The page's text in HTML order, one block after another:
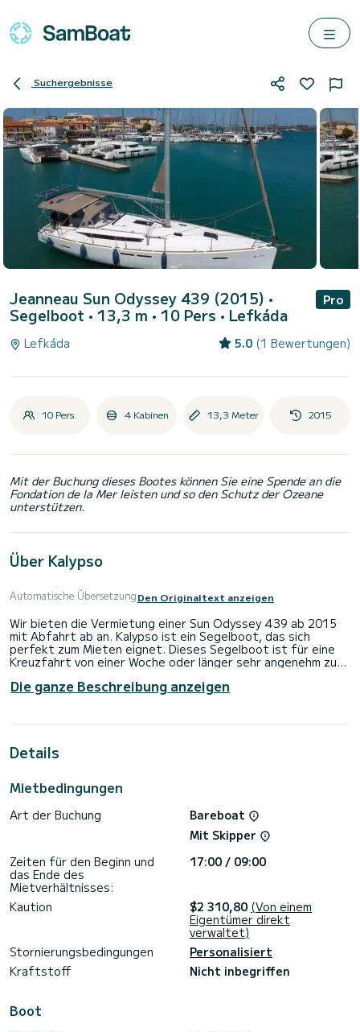
Suchergebnisse
Jeanneau Sun Odyssey 439 (2015) •
Segelboot • 13,3 m • 10 Pers • Lefkáda
Pro
Lefkáda 5.0 (1 Bewertungen)
10 Pers. 4 Kabinen 13,3 Meter 2015
Mit der Buchung dieses Bootes können Sie eine Spende an die
Fondation de la Mer leisten und so den Schutz der Ozeane
unterstützen.
Über Kalypso
Automatische ÜbersetzungDen Originaltext anzeigen
Wir bieten die Vermietung einer Sun Odyssey 439 ab 2015
mit Abfahrt ab an. Kalypso ist ein Segelboot, das sich
perfekt zum Mieten eignet. Dieses Segelboot ist für eine
Kreuzfahrt von einer Woche oder länger sehr angenehm zu
Das Boot verfügt über 4 komfortable Kabinen und eine
13 Metern und einer Leistung von 54 PS wird es Ihr bester
Wasser in der Umgebung von
ausgestattet.
Dieses Boot ist mit einem Rollgroßsegel und einer Genua
ausgestattet Wickler. Es verfügt insbesondere über die
folgende Ausstattung: Bugstrahlruder, Externe
Lautsprecher, Deckdusche.
Anfragen, Reservierungen und Angebote werden direkt
verwaltet von SamBoat. Über die Plattform erhalten Sie die
Die ganze Beschreibung anzeigen
Details
Mietbedingungen
Art der Buchung
Bareboat
Mit Skipper
Zeiten für den Beginn und
das Ende des
Mietverhältnisses:
17:00 / 09:00
Kaution $2 310,80 (Von einem
Eigentümer direkt
verwaltet)
Stornierungsbedingungen
Personalisiert
Kraftstoff
Nicht inbegriffen
Boot